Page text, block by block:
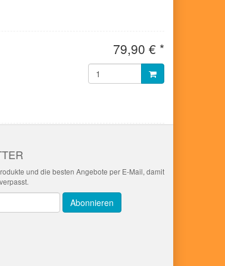
79,90 € *
und die besten Angebote per E-Mail, damit
Abonnieren